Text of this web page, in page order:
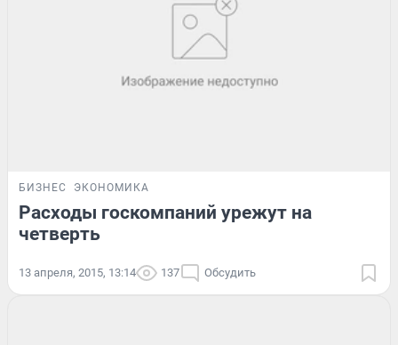
БИЗНЕС ЭКОНОМИКА
Расходы госкомпаний урежут на
четверть
13 апреля, 2015, 13:14 137 Обсудить